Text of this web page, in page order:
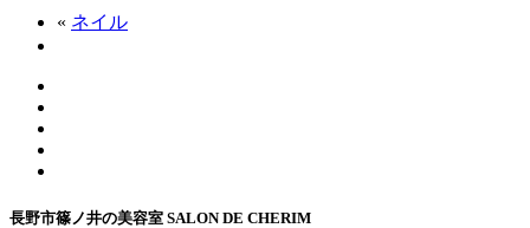
« ネイル
長野市篠ノ井の美容室 SALON DE CHERIM